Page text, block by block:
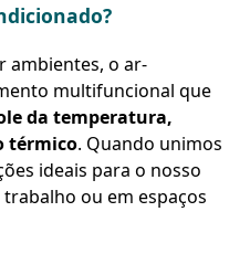
ambientes, o ar-
multifuncional que
da temperatura,
térmico. Quando unimos
ideais para o nosso
trabalho ou em espaços